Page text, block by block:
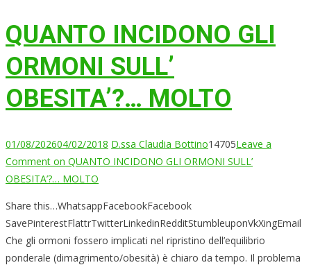
QUANTO INCIDONO GLI
ORMONI SULL’
OBESITA’?… MOLTO
01/08/202604/02/2018 D.ssa Claudia Bottino14705Leave a
Comment on QUANTO INCIDONO GLI ORMONI SULL’
OBESITA’?… MOLTO
Share this…WhatsappFacebookFacebook
SavePinterestFlattrTwitterLinkedinRedditStumbleuponVkXingEmail
Che gli ormoni fossero implicati nel ripristino dell’equilibrio
ponderale (dimagrimento/obesità) è chiaro da tempo. Il problema